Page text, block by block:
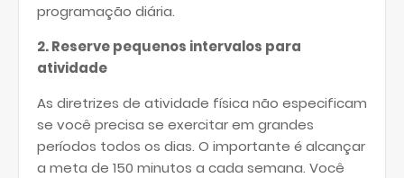
programação diária.
2. Reserve pequenos intervalos para
atividade
As diretrizes de atividade física não especificam
se você precisa se exercitar em grandes
períodos todos os dias. O importante é alcançar
a meta de 150 minutos a cada semana. Você